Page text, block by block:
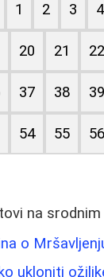
1 2 3 4
20 21
37 38
54 55
na
o
ukloniti